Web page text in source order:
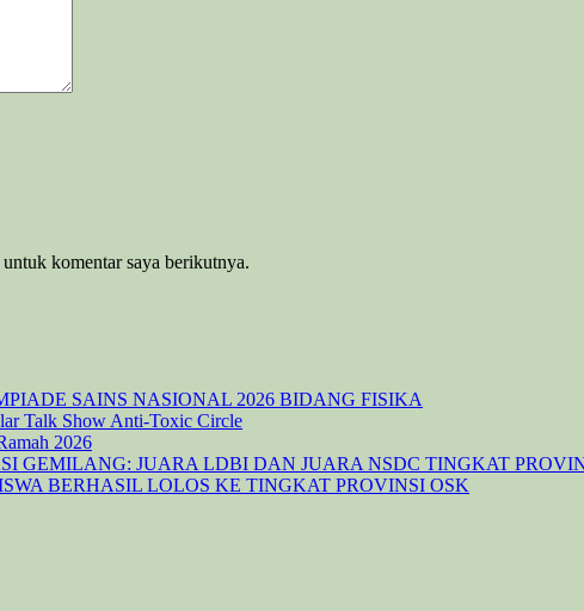
komentar saya berikutnya.
SAINS NASIONAL 2026 BIDANG FISIKA
Talk Show Anti-Toxic Circle
2026
GEMILANG: JUARA LDBI DAN JUARA NSDC TINGKAT
BERHASIL LOLOS KE TINGKAT PROVINSI OSK